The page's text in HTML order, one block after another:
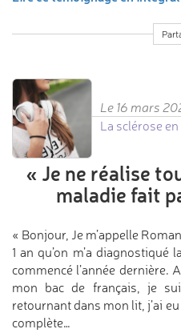
Le 16 mars
La sclérose
« Je ne réalise
maladie fait
« Bonjour, Je m’appelle
1 an qu’on m’a
commencé l’année dernière.
mon bac de français, je
retournant dans mon lit, j’ai
complète…